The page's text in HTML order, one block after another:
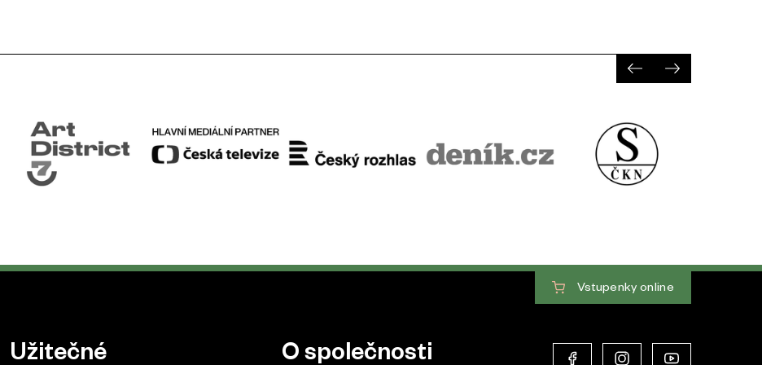
Vstupenky online
Užitečné O společnosti